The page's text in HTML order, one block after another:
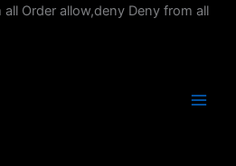
all Order allow,deny Deny from allVai